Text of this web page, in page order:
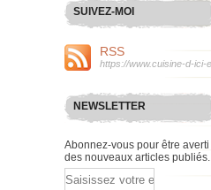
SUIVEZ-MOI
RSS
NEWSLETTER
Abonnez-vous pour être averti
des nouveaux articles publiés.
Email